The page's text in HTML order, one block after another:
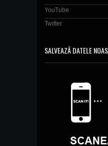
YouTube
Twitter
SALVEAZĂ DATELE